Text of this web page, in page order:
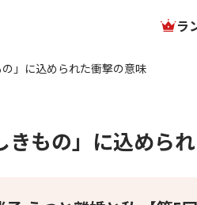
ラ
」に込められた衝撃の意味
もの」に込めら